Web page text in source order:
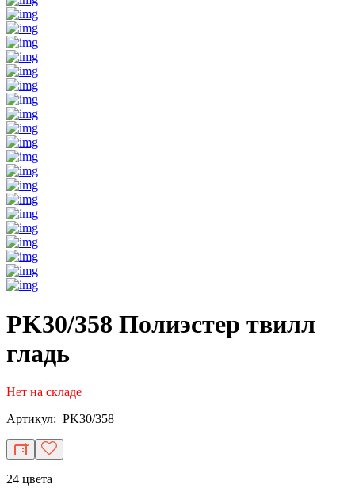
PK30/358 Полиэстер твилл
гладь
Нет на складе
Артикул: PK30/358
24 цвета